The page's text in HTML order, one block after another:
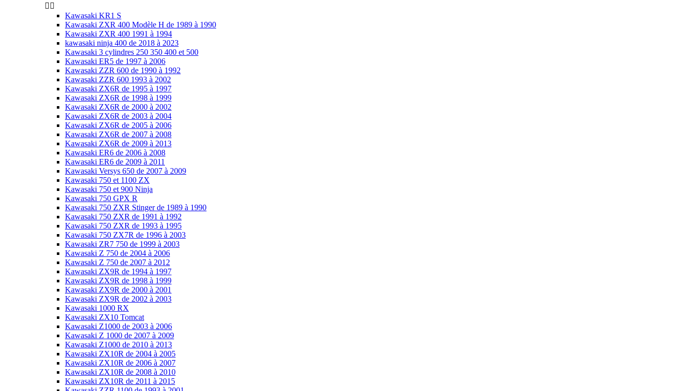
 
Kawasaki KR1 S
Kawasaki ZXR 400 Modèle H de 1989 à 1990
Kawasaki ZXR 400 1991 à 1994
kawasaki ninja 400 de 2018 à 2023
Kawasaki 3 cylindres 250 350 400 et 500
Kawasaki ER5 de 1997 à 2006
Kawasaki ZZR 600 de 1990 à 1992
Kawasaki ZZR 600 1993 à 2002
Kawasaki ZX6R de 1995 à 1997
Kawasaki ZX6R de 1998 à 1999
Kawasaki ZX6R de 2000 à 2002
Kawasaki ZX6R de 2003 à 2004
Kawasaki ZX6R de 2005 à 2006
Kawasaki ZX6R de 2007 à 2008
Kawasaki ZX6R de 2009 à 2013
Kawasaki ER6 de 2006 à 2008
Kawasaki ER6 de 2009 à 2011
Kawasaki Versys 650 de 2007 à 2009
Kawasaki 750 et 1100 ZX
Kawasaki 750 et 900 Ninja
Kawasaki 750 GPX R
Kawasaki 750 ZXR Stinger de 1989 à 1990
Kawasaki 750 ZXR de 1991 à 1992
Kawasaki 750 ZXR de 1993 à 1995
Kawasaki 750 ZX7R de 1996 à 2003
Kawasaki ZR7 750 de 1999 à 2003
Kawasaki Z 750 de 2004 à 2006
Kawasaki Z 750 de 2007 à 2012
Kawasaki ZX9R de 1994 à 1997
Kawasaki ZX9R de 1998 à 1999
Kawasaki ZX9R de 2000 à 2001
Kawasaki ZX9R de 2002 à 2003
Kawasaki 1000 RX
Kawasaki ZX10 Tomcat
Kawasaki Z1000 de 2003 à 2006
Kawasaki Z 1000 de 2007 à 2009
Kawasaki Z1000 de 2010 à 2013
Kawasaki ZX10R de 2004 à 2005
Kawasaki ZX10R de 2006 à 2007
Kawasaki ZX10R de 2008 à 2010
Kawasaki ZX10R de 2011 à 2015